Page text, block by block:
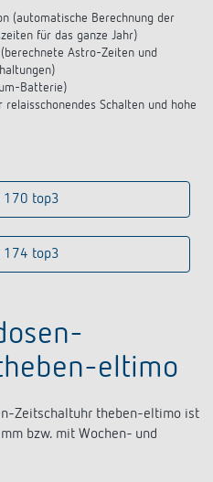
(automatische Berechnung der
für das ganze Jahr)
Astro-Zeiten und
Batterie)
relaisschonendes Schalten und hohe
170 top3
174 top3
eltimo
Zeitschaltuhr theben-eltimo ist
bzw. mit Wochen- und